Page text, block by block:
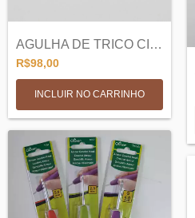
AGULHA DE TRICO CIRCULAR DE METAL | 80CM...
R$98,00
INCLUIR NO CARRINHO